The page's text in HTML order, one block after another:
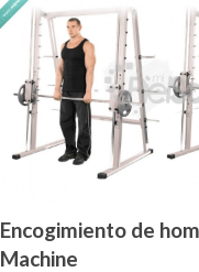
Encogimiento de
Machine